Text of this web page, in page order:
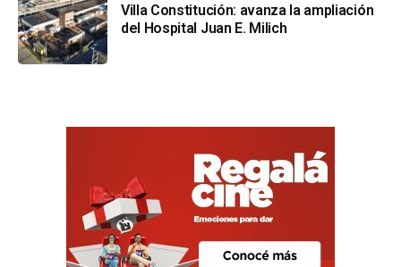
Villa Constitución: avanza la ampliación
del Hospital Juan E. Milich